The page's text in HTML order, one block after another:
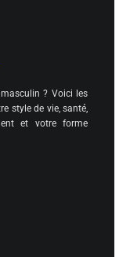
? Voici les
style de vie, santé,
et votre forme